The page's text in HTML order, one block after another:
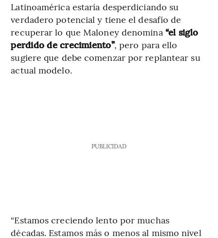
Latinoamérica estaría desperdiciando su
verdadero potencial y tiene el desafío de
recuperar lo que Maloney denomina“el siglo
perdido de crecimiento”, pero para ello
sugiere que debe comenzar por replantear su
actual modelo.
PUBLICIDAD
“Estamos creciendo lento por muchas
décadas. Estamos más o menos al mismo nivel